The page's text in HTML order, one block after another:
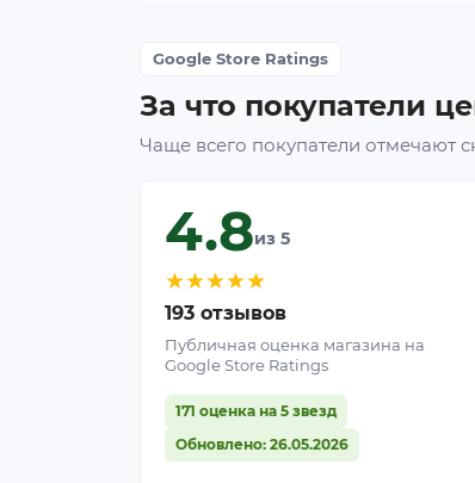
Google Store Ratings
За что покупатели
Чаще всего покупатели отмечают
4.8из 5
★★★★★
193 отзывов
Публичная оценка магазина на
Google Store Ratings
171 оценка на 5 звезд
Обновлено: 26.05.2026